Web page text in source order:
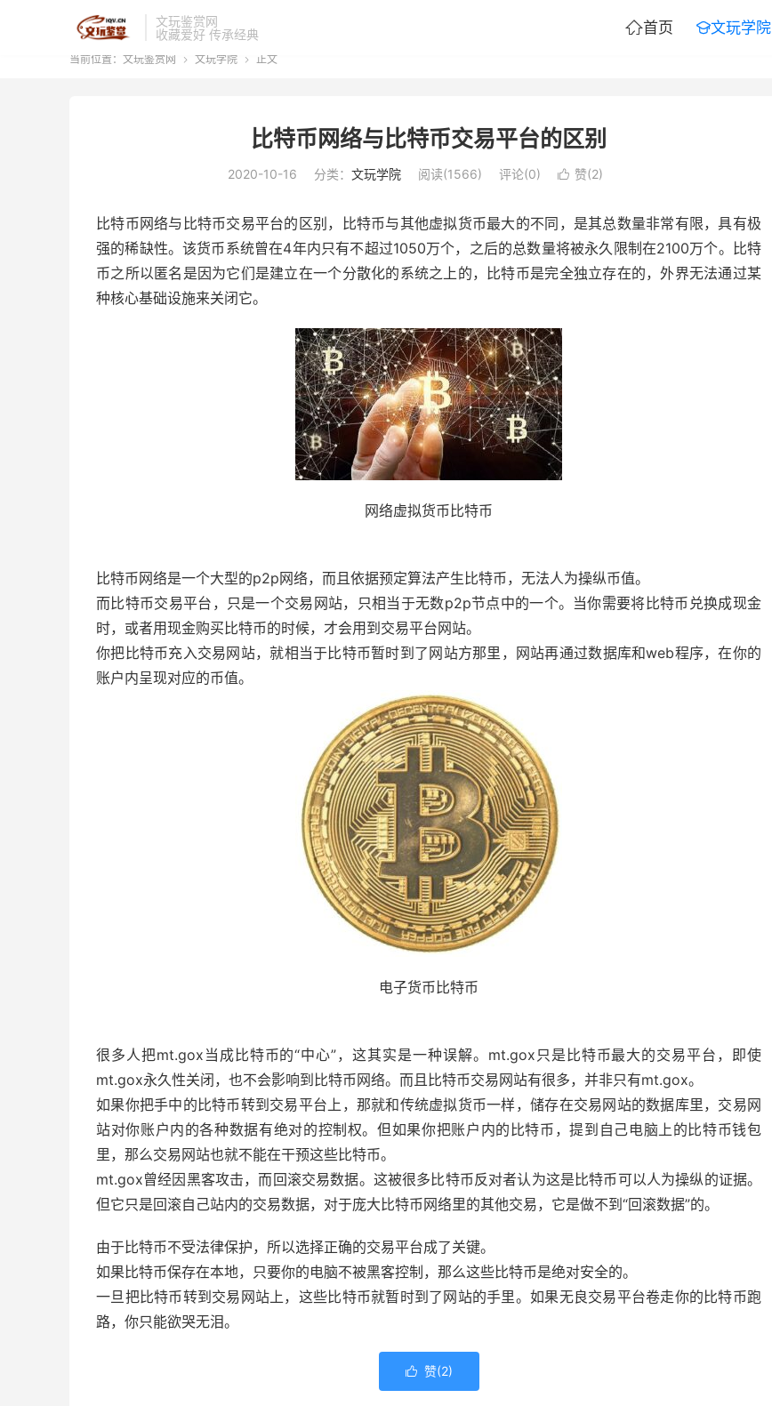
文玩鉴赏网
收藏爱好 传承经典
首页 文玩学院
当前位置： 文玩鉴赏网  文玩学院  正文
比特币网络与比特币交易平台的区别
2020-10-16 分类： 文玩学院 阅读(1566) 评论(0)  赞(2)
比特币网络与比特币交易平台的区别，比特币与其他虚拟货币最大的不同，是其总数量非常有限，具有极
强的稀缺性。该货币系统曾在4年内只有不超过1050万个，之后的总数量将被永久限制在2100万个。比特
币之所以匿名是因为它们是建立在一个分散化的系统之上的，比特币是完全独立存在的，外界无法通过某
种核心基础设施来关闭它。
网络虚拟货币比特币
比特币网络是一个大型的p2p网络，而且依据预定算法产生比特币，无法人为操纵币值。
而比特币交易平台，只是一个交易网站，只相当于无数p2p节点中的一个。当你需要将比特币兑换成现金
时，或者用现金购买比特币的时候，才会用到交易平台网站。
你把比特币充入交易网站，就相当于比特币暂时到了网站方那里，网站再通过数据库和web程序，在你的
账户内呈现对应的币值。
电子货币比特币
很多人把mt.gox当成比特币的“中心”，这其实是一种误解。mt.gox只是比特币最大的交易平台，即使
mt.gox永久性关闭，也不会影响到比特币网络。而且比特币交易网站有很多，并非只有mt.gox。
如果你把手中的比特币转到交易平台上，那就和传统虚拟货币一样，储存在交易网站的数据库里，交易网
站对你账户内的各种数据有绝对的控制权。但如果你把账户内的比特币，提到自己电脑上的比特币钱包
里，那么交易网站也就不能在干预这些比特币。
mt.gox曾经因黑客攻击，而回滚交易数据。这被很多比特币反对者认为这是比特币可以人为操纵的证据。
但它只是回滚自己站内的交易数据，对于庞大比特币网络里的其他交易，它是做不到“回滚数据”的。
由于比特币不受法律保护，所以选择正确的交易平台成了关键。
如果比特币保存在本地，只要你的电脑不被黑客控制，那么这些比特币是绝对安全的。
一旦把比特币转到交易网站上，这些比特币就暂时到了网站的手里。如果无良交易平台卷走你的比特币跑
路，你只能欲哭无泪。
 赞(2)